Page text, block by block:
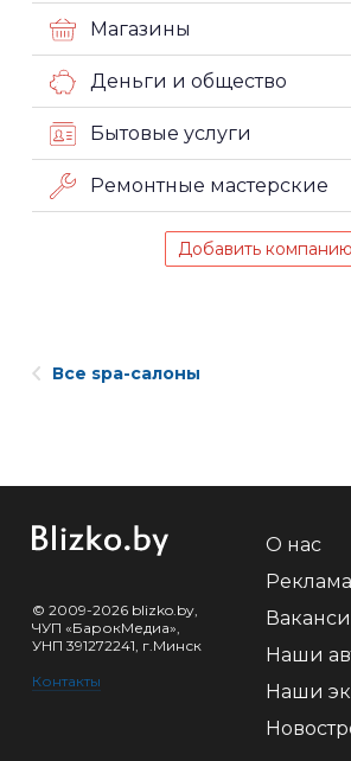
Магазины
Деньги и общество
Бытовые услуги
Ремонтные мастерские
Добавить компанию
Все spa-салоны
© 2009-2026 blizko.by,
ЧУП «БарокМедиа»,
УНП 391272241, г.Минск
Контакты
О нас
Реклама
Наши
Наши